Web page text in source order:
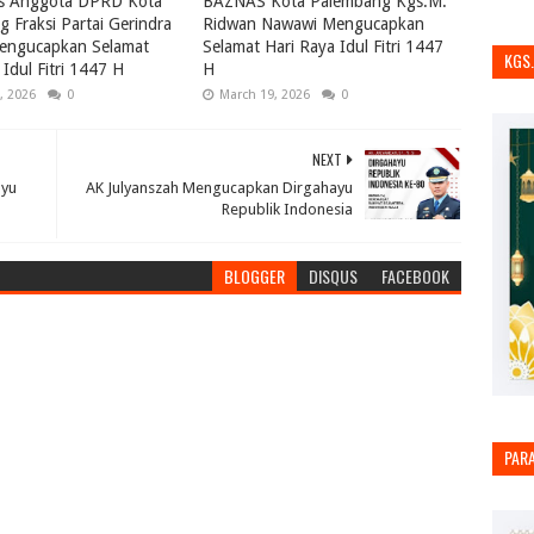
Fraksi Partai Gerindra
Selamat
Idul Fitri 1447 H
2026 0
Ridwan Nawawi Mengucapkan
Selamat Hari Raya Idul Fitri 1447
H
March 19, 2026 0
NEXT
AK Julyanszah Mengucapkan Dirgahayu
Republik Indonesia
BLOGGER DISQUS FACEBOOK